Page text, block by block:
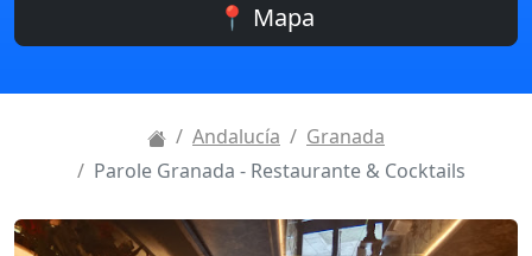
📍 Mapa
Andalucía
Granada
Parole Granada - Restaurante & Cocktails